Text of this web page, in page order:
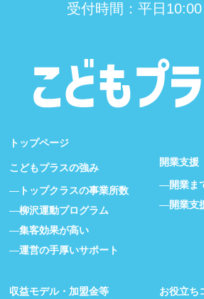
受付時間：平日
トップページ
こどもプラスの強み
トップクラスの事業所数
柳沢運動プログラム
集客効果が高い
運営の手厚いサポート
開業支援
開業ま
開業支
収益モデル・加盟金等 お役立ち